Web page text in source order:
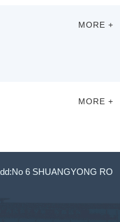
MORE +
MORE +
6 SHUANGYONG RO